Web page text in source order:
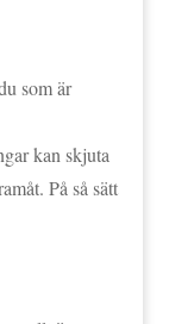
som är
kan skjuta
På så sätt